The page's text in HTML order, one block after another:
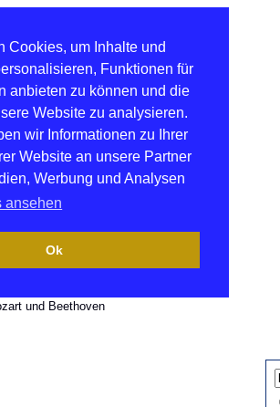
Cookies, um Inhalte und
Funktionen für
anbieten zu können und die
Website zu analysieren.
wir Informationen zu Ihrer
Website an unsere Partner
Werbung und Analysen
ansehen
Ok
und Beethoven